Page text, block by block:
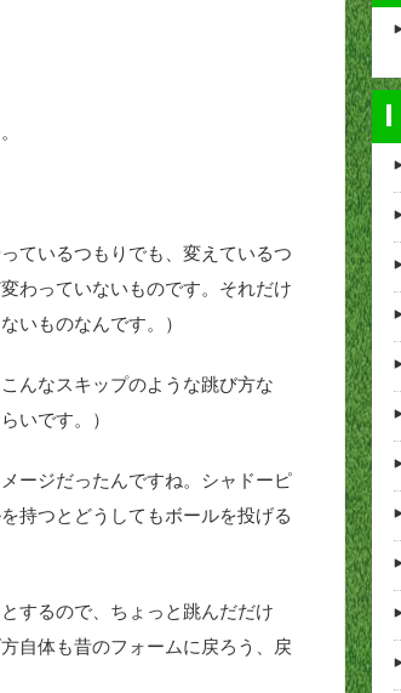
ているつもりでも、変えているつ
わっていないものです。それだけ
いものなんです。）
んなスキップのような跳び方な
いです。）
ージだったんですね。シャドーピ
持つとどうしてもボールを投げる
するので、ちょっと跳んだだけ
自体も昔のフォームに戻ろう、戻